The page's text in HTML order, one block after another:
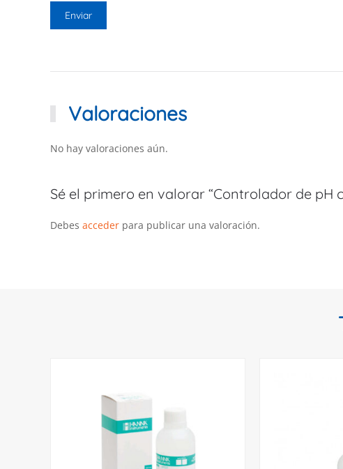
Valoraciones
No hay valoraciones aún.
Sé el primero en valorar “Controlador de pH
Debes acceder para publicar una valoración.